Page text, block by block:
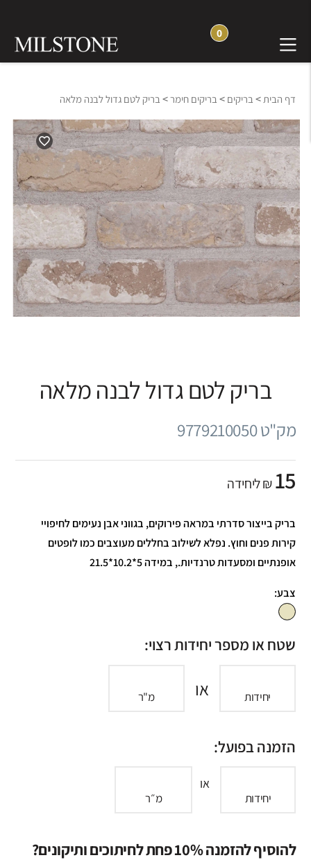
0
דף הבית> בריקים > בריקים חימר> בריק לטם גדול לבנה מלאה
בריק לטם גדול לבנה מלאה
מק"ט 9779210050
15₪ ליחידה
בריק בייצור סדרתי במראה פירוקים, בגווני אבן נעימים לחיפויי
קירות פנים וחוץ. נפלא לשילוב בחללים מעוצבים כמו לופטים
אופנתיים ומסעדות טרנדיות., במידה 5*10.2*21.5
צבע:
שטח או מספר יחידות רצוי:
יחידות או מ"ר
הזמנה בפועל:
יחידות
או
מ״ר
להוסיף להזמנה 10% פחת לחיתוכים ותיקונים?